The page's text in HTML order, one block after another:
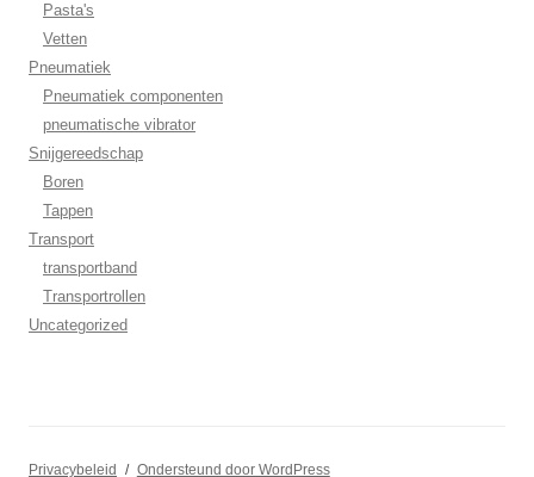
Pasta's
Vetten
Pneumatiek
Pneumatiek componenten
pneumatische vibrator
Snijgereedschap
Boren
Tappen
Transport
transportband
Transportrollen
Uncategorized
Privacybeleid Ondersteund door WordPress